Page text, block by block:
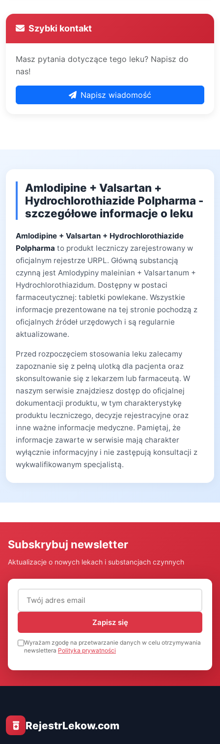
Szybki kontakt
Masz pytania dotyczące tego leku? Napisz do
nas!
Napisz wiadomość
Amlodipine + Valsartan +
Hydrochlorothiazide Polpharma -
szczegółowe informacje o leku
Amlodipine + Valsartan + Hydrochlorothiazide
Polpharma to produkt leczniczy zarejestrowany w
oficjalnym rejestrze URPL. Główną substancją
czynną jest Amlodypiny maleinian + Valsartanum +
Hydrochlorothiazidum. Dostępny w postaci
farmaceutycznej: tabletki powlekane. Wszystkie
informacje prezentowane na tej stronie pochodzą z
oficjalnych źródeł urzędowych i są regularnie
aktualizowane.
Przed rozpoczęciem stosowania leku zalecamy
zapoznanie się z pełną ulotką dla pacjenta oraz
skonsultowanie się z lekarzem lub farmaceutą. W
naszym serwisie znajdziesz dostęp do oficjalnej
dokumentacji produktu, w tym charakterystykę
produktu leczniczego, decyzje rejestracyjne oraz
inne ważne informacje medyczne. Pamiętaj, że
informacje zawarte w serwisie mają charakter
wyłącznie informacyjny i nie zastępują konsultacji z
wykwalifikowanym specjalistą.
Subskrybuj newsletter
Aktualizacje o nowych lekach i substancjach czynnych
Adres email (wymagany)
Zapisz się
Wyrażam zgodę na przetwarzanie danych w celu otrzymywania
newslettera Polityka prywatności
RejestrLekow.com